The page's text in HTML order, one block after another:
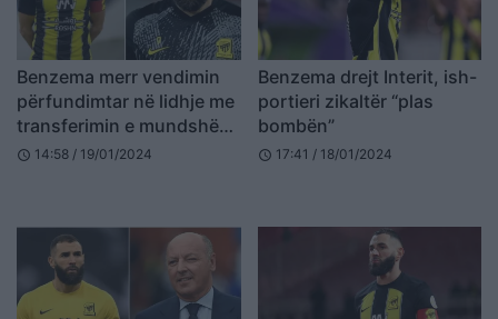
Benzema merr vendimin
përfundimtar në lidhje me
transferimin e mundshëm
në Europë
schedule 14:58 / 19/01/2024
Benzema drejt Interit, ish-
portieri zikaltër “plas
bombën”
schedule 17:41 / 18/01/2024